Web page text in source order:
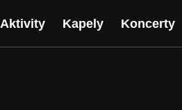
Aktivity Kapely Koncerty